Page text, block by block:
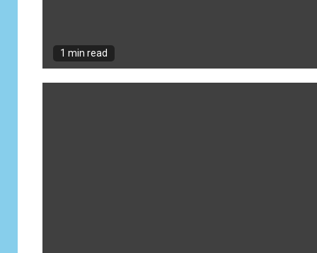
1 min read